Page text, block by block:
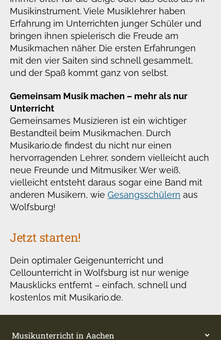
Musikinstrument. Viele Musiklehrer haben
Erfahrung im Unterrichten junger Schüler und
bringen ihnen spielerisch die Freude am
Musikmachen näher. Die ersten Erfahrungen
mit den vier Saiten sind schnell gesammelt,
und der Spaß kommt ganz von selbst.
Gemeinsam Musik machen – mehr als nur
Unterricht
Gemeinsames Musizieren ist ein wichtiger
Bestandteil beim Musikmachen. Durch
Musikario.de findest du nicht nur einen
hervorragenden Lehrer, sondern vielleicht auch
neue Freunde und Mitmusiker. Wer weiß,
vielleicht entsteht daraus sogar eine Band mit
anderen Musikern, wie Gesangsschülern aus
Wolfsburg!
Jetzt starten!
Dein optimaler Geigenunterricht und
Cellounterricht in Wolfsburg ist nur wenige
Mausklicks entfernt – einfach, schnell und
kostenlos mit Musikario.de.